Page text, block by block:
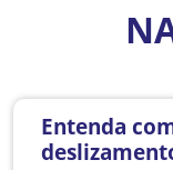
Entenda